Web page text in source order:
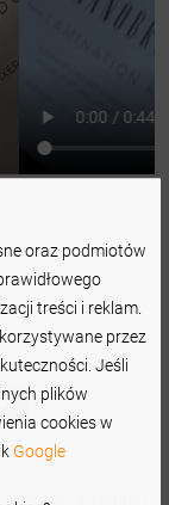
laminacji
oraz podmiotów
treści i reklam.
przez
Jeśli
plików
cookies w
Google